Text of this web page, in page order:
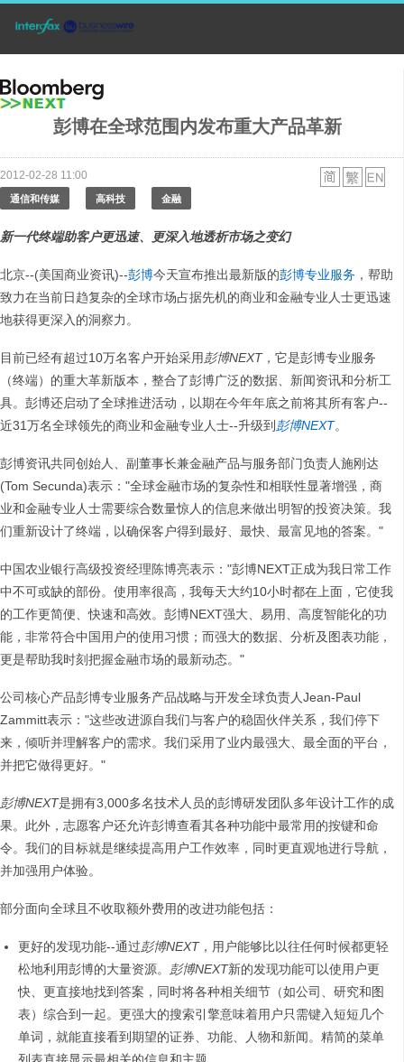
彭博在全球范围内发布重大产品革新
2012-02-28 11:00
通信和传媒 高科技 金融
新一代终端助客户更迅速、更深入地透析市场之变幻
北京--(美国商业资讯)--彭博今天宣布推出最新版的彭博专业服务 ，帮助
致力在当前日趋复杂的全球市场占据先机的商业和金融专业人士更迅速
地获得更深入的洞察力。
目前已经有超过10万名客户开始采用彭博NEXT，它是彭博专业服务
（终端）的重大革新版本，整合了彭博广泛的数据、新闻资讯和分析工
具。彭博还启动了全球推进活动，以期在今年年底之前将其所有客户--
近31万名全球领先的商业和金融专业人士--升级到 彭博NEXT。
彭博资讯共同创始人、副董事长兼金融产品与服务部门负责人施刚达
(Tom Secunda)表示："全球金融市场的复杂性和相联性显著增强，商
业和金融专业人士需要综合数量惊人的信息来做出明智的投资决策。我
们重新设计了终端，以确保客户得到最好、最快、最富见地的答案。"
中国农业银行高级投资经理陈博亮表示："彭博NEXT正成为我日常工作
中不可或缺的部份。使用率很高，我每天大约10小时都在上面，它使我
的工作更简便、快速和高效。彭博NEXT强大、易用、高度智能化的功
能，非常符合中国用户的使用习惯；而强大的数据、分析及图表功能，
更是帮助我时刻把握金融市场的最新动态。"
公司核心产品彭博专业服务产品战略与开发全球负责人Jean-Paul
Zammitt表示："这些改进源自我们与客户的稳固伙伴关系，我们停下
来，倾听并理解客户的需求。我们采用了业内最强大、最全面的平台，
并把它做得更好。"
彭博NEXT是拥有3,000多名技术人员的彭博研发团队多年设计工作的成
果。此外，志愿客户还允许彭博查看其各种功能中最常用的按键和命
令。我们的目标就是继续提高用户工作效率，同时更直观地进行导航，
并加强用户体验。
部分面向全球且不收取额外费用的改进功能包括：
更好的发现功能--通过彭博NEXT，用户能够比以往任何时候都更轻
松地利用彭博的大量资源。 彭博NEXT新的发现功能可以使用户更
快、更直接地找到答案，同时将各种相关细节（如公司、研究和图
表）综合到一起。更强大的搜索引擎意味着用户只需键入短短几个
单词，就能直接看到期望的证券、功能、人物和新闻。精简的菜单